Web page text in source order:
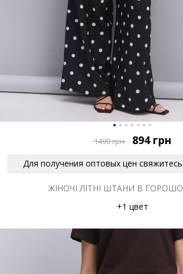
1490грн 894 грн
Для получения оптовых цен
ЖІНОЧІ ЛІТНІ ШТАНИ В
+1 цвет